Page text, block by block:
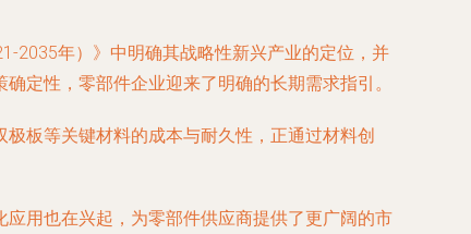
2035年）》中明确其战略性新兴产业的定位，并
定性，零部件企业迎来了明确的长期需求指引。
板等关键材料的成本与耐久性，正通过材料创
用也在兴起，为零部件供应商提供了更广阔的市